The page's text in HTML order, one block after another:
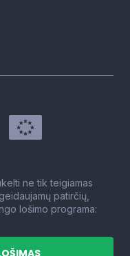
ne tik teigiamas
patirčių,
lošimo programa: